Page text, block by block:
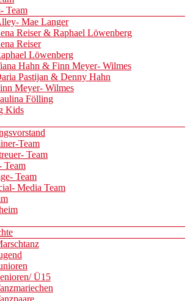
Team
Mae Langer
Reiser & Raphael Löwenberg
Reiser
Löwenberg
Hahn & Finn Meyer- Wilmes
Pastijan & Denny Hahn
Meyer- Wilmes
Fölling
Kids
Team
Team
Team
Team
Media Team
Ü15